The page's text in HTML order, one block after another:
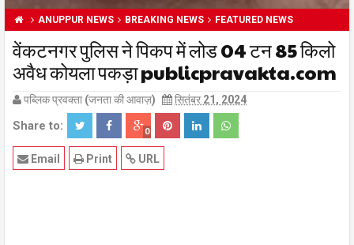
ANUPPUR NEWS BREAKING NEWS FEATURED NEWS
वेंकटनगर पुलिस ने पिकप में लोड 04 टन 85 किलो
अवैध कोयला पकड़ा publicpravakta.com
पब्लिक प्रवक्ता (जनता की आवाज़) सितंबर 21, 2024
Share to: 0
URL
Print
Email